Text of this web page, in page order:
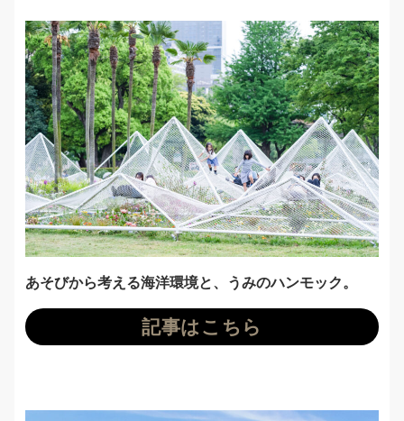
あそびから考える海洋環境と、うみのハンモック。
記事はこちら